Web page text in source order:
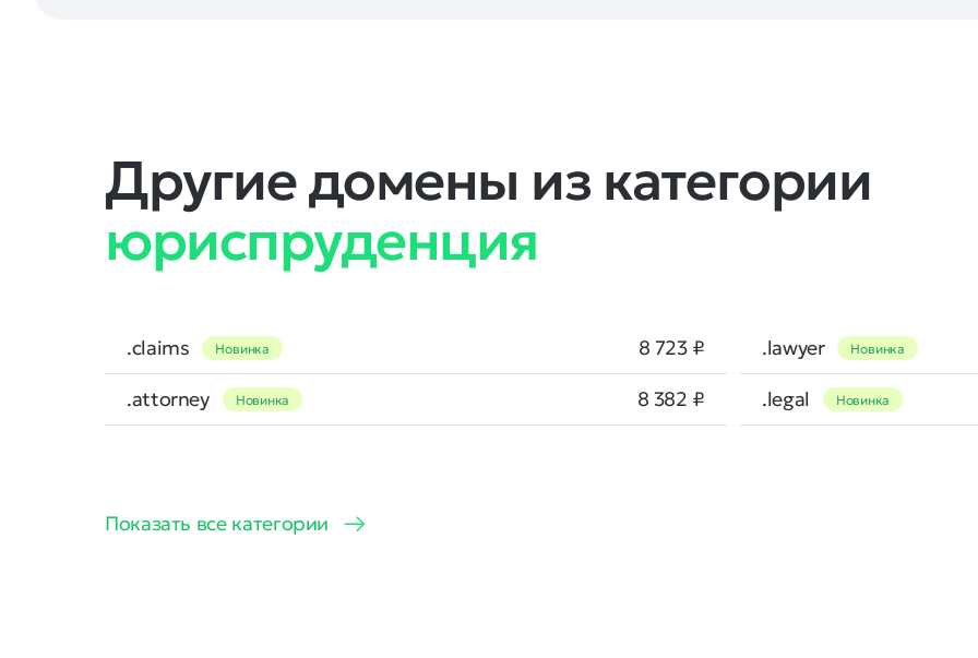
Другие домены из категории
юриспруденция
.claims Новинка 8 723 ₽ .lawyer Новинка
.attorney Новинка 8 382 ₽ .legal Новинка
Показать все категории